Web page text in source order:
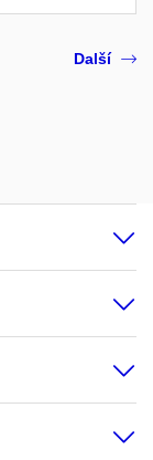
Další